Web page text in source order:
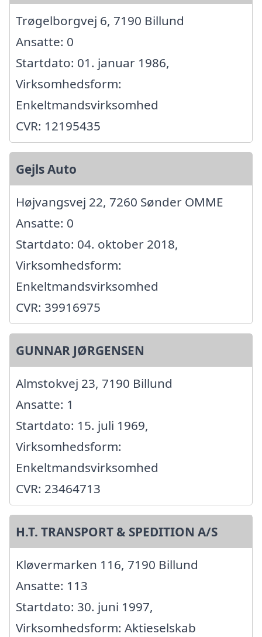
Trøgelborgvej 6, 7190 Billund
Ansatte: 0
Startdato: 01. januar 1986,
Virksomhedsform:
Enkeltmandsvirksomhed
CVR: 12195435
Gejls Auto
Højvangsvej 22, 7260 Sønder OMME
Ansatte: 0
Startdato: 04. oktober 2018,
Virksomhedsform:
Enkeltmandsvirksomhed
CVR: 39916975
GUNNAR JØRGENSEN
Almstokvej 23, 7190 Billund
Ansatte: 1
Startdato: 15. juli 1969,
Virksomhedsform:
Enkeltmandsvirksomhed
CVR: 23464713
H.T. TRANSPORT & SPEDITION A/S
Kløvermarken 116, 7190 Billund
Ansatte: 113
Startdato: 30. juni 1997,
Virksomhedsform: Aktieselskab